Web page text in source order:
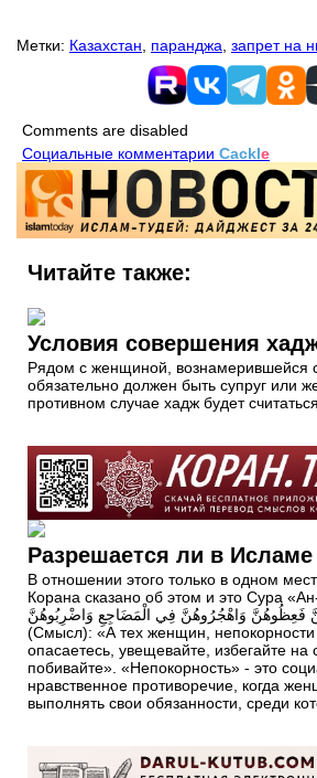
Метки: Казахстан паранджа запрет на
Comments are disabled
Социальные комментарии Cackle
Читайте также:
Условия совершения
Рядом с женщиной, вознамерившейся
обязательно должен быть супруг или
противном случае хадж будет
Разрешается ли в
В отношении этого только в одном
Корана сказано об этом и это Сура
فَعِظُوهُنَّ وَاهْجُرُوهُنَّ فِي الْمَضَاجِعِ وَاضْرِبُوهُنَّ
(Смысл): «А тех женщин, непокорности
опасаетесь, увещевайте, избегайте
побивайте». «Непокорность» - это
нравственное противоречие, когда
выполнять свои обязанности, среди